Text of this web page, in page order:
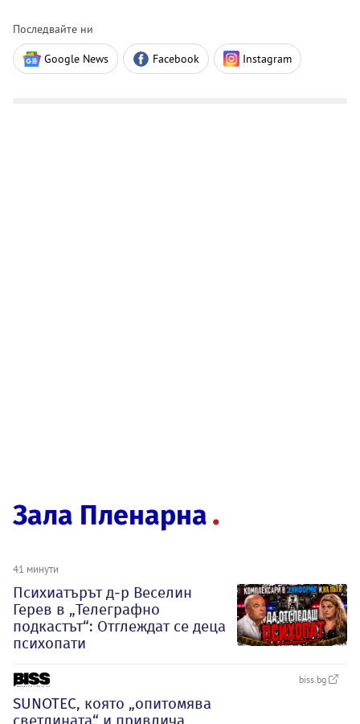
Последвайте ни
Google News Facebook Instagram
Зала Пленарна
41 минути
Психиатърът д-р Веселин
Герев в „Телеграфно
подкастът“: Отглеждат се деца
психопати
biss.bg
SUNOTEC, която „опитомява
светлината“ и привлича